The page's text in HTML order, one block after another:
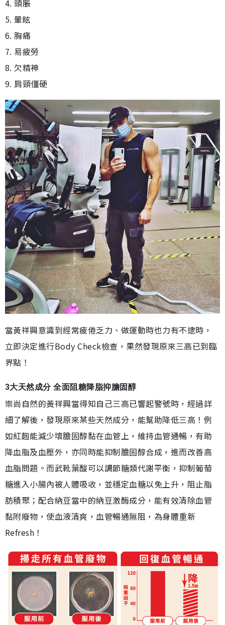
4. 頭脹
5. 暈眩
6. 胸痛
7. 易疲勞
8. 欠精神
9. 肩頸僵硬
當黃祥興意識到經常疲倦乏力、做運動時也力有不逮時，
立即決定進行Body Check檢查，果然發現原來三高已到臨
界點！
3大天然成分 全面阻糖降脂抑膽固醇
崇尚自然的黃祥興當得知自己三高已響起警號時，經過詳
細了解後，發現原來某些天然成分，能幫助降低三高！例
如紅麴能減少壞膽固醇黏在血管上，維持血管通暢，有助
降血脂及血壓外，亦同時能抑制膽固醇合成，進而改善高
血脂問題。而武靴葉酸可以調節糖類代謝平衡，抑制葡萄
糖進入小腸內被人體吸收，並穩定血糖以免上升，阻止脂
肪積聚；配合納豆當中的納豆激酶成分，能有效清除血管
黏附廢物，使血液清爽，血管暢通無阻，為身體重新
Refresh！